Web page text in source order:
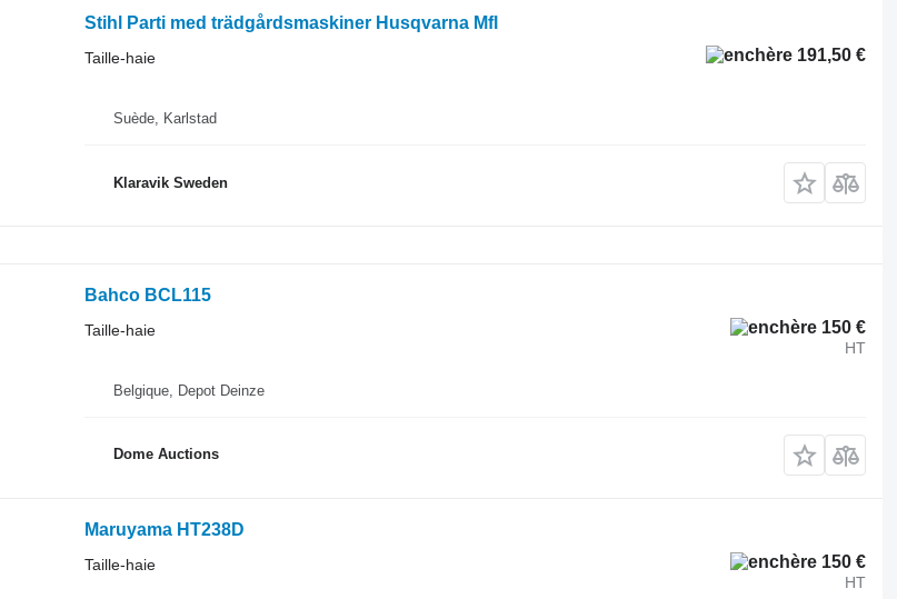
Stihl Parti med trädgårdsmaskiner Husqvarna Mfl
191,50 €
Taille-haie
Suède, Karlstad
Klaravik Sweden
Bahco BCL115
150 €
HT
Taille-haie
Belgique, Depot Deinze
Dome Auctions
Maruyama HT238D
150 €
HT
Taille-haie